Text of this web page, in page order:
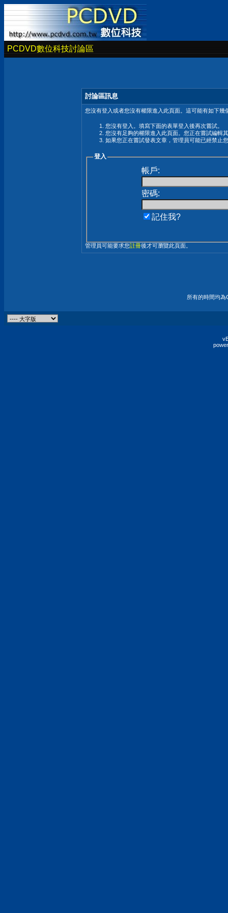
PCDVD數位科技討論區
討論區訊息
您沒有登入或者您沒有權限進入此頁面。這可能有如下幾
您沒有登入。填寫下面的表單登入後再次嘗試。
您沒有足夠的權限進入此頁面。您正在嘗試編輯
如果您正在嘗試發表文章，管理員可能已經禁止
登入
帳戶:
密碼:
記住我?
管理員可能要求您註冊後才可瀏覽此頁面。
所有的時間均為